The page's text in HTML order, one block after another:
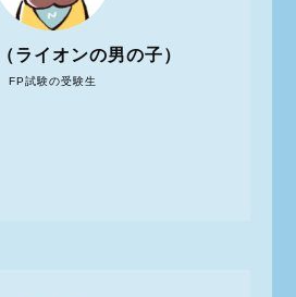
FP試験の受験生
ライオンの男の子）